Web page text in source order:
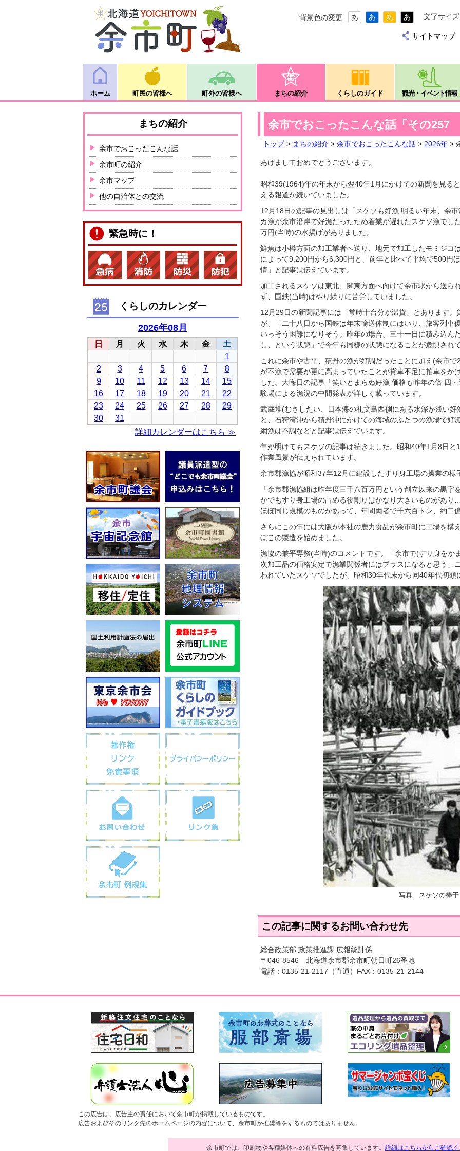
背景色の変更 あ あ あ あ 文字サイズ
サイトマップ
ホーム 町民の皆様へ 町外の皆様へ まちの紹介 くらしのガイド 観光・イベント情報
余市でおこったこんな話「その
トップ> まちの紹介 > 余市でおこったこんな話 > 2026年 >
あけましておめでとうございます。
昭和39(1964)年の年末から翌40年1月にかけての新聞を見る
える報道が続いていました。
12月18日の記事の見出しは「スケソも好漁 明るい年末、余
カ漁が余市沿岸で好漁だったため着業が遅れたスケソ漁でし
万円(当時)の水揚げがありました。
鮮魚は小樽方面の加工業者へ送り、地元で加工したモミジコ
によって9,200円から6,300円と、前年と比べて平均で500円
情」と記事は伝えています。
加工されるスケソは東北、関東方面へ向けて余市駅から送ら
ず、国鉄(当時)はやり繰りに苦労していました。
12月29日の新聞記事には「常時十台分が滞貨」とあります
が、「二十八日から国鉄は年末輸送体制にはいり、旅客列車
いっそう困難になりそう。昨年の場合、三十一日に積み込ん
し、という状態」で今年も同様の状態になることが危惧され
これに余市や古平、積丹の漁が好調だったことに加え(余市
が不漁で需要が更に高まっていたことが貨車不足に拍車をか
した。大晦日の記事「笑いとまらぬ好漁 価格も昨年の倍 四
験場による漁況の中間発表が詳しく載っています。
武蔵堆(むさしたい、日本海の礼文島西側にある水深が浅い
と、石狩湾沖から積丹沖にかけての海域のふたつの漁場で好
網漁は不調などと記事は伝えています。
年が明けてもスケソの記事は続きました。昭和40年1月8日
作業風景が伝えられています。
余市郡漁協が昭和37年12月に建設したすり身工場の操業の
「余市郡漁協組は昨年度三千八百万円という創立以来の黒
かでもすり身工場の占める役割りはかなり大きいものがあ
ほぼ同じ規模のものがあって、年間両者で千六百トン、約二
さらにこの年には大阪が本社の鹿力食品が余市町に工場を構
ぼこの製造を始めました。
漁協の兼平専務(当時)のコメントです。「余市で(すり身をか
次加工品の価格安定で漁業関係者にはプラスになると思う」
われていたスケソでしたが、昭和30年代末から同40年代初
写真 スケソの棒干
この記事に関するお問い合わせ先
総合政策部 政策推進課 広報統計係
〒046-8546 北海道余市郡余市町朝日町26番地
電話： 0135-21-2117 （直通）FAX：0135-21-2144
まちの紹介
余市でおこったこんな話
余市町の紹介
余市マップ
他の自治体との交流
緊急時に！
くらしのカレンダー
この広告は、広告主の責任において余市町が掲載しているものです。
広告およびそのリンク先のホームページの内容について、余市町が推奨等をするものではありません。
余市町では、印刷物や各種媒体への有料広告を募集しています。 詳細はこちらからご確認